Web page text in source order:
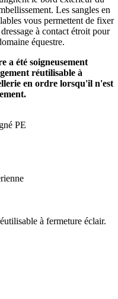
Les sangles en
vous permettent de fixer
à contact étroit pour
équestre.
a été soigneusement
réutilisable à
en ordre lorsqu'il n'est
PE
à fermeture éclair.